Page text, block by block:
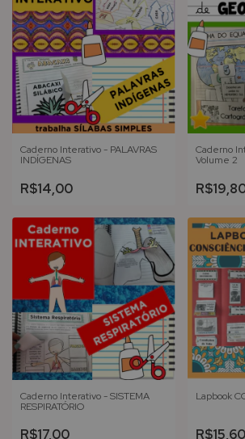
Caderno Interativo - PALAVRAS
INDÍGENAS
R$14,00
Caderno
Volume 2
Caderno Interativo - SISTEMA
RESPIRATÓRIO
R$17,00
Lapbook
R$15,60